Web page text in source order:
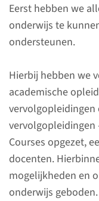
Eerst hebben we
onderwijs te
ondersteunen.
Hierbij hebben we
academische
vervolgopleidingen
vervolgopleidingen
Courses opgezet,
docenten.
mogelijkheden en
onderwijs
Op
welke
in 2020